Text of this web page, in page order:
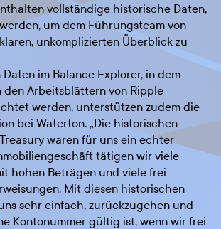
vollständige historische Daten,
um dem Führungsteam von
unkomplizierten Überblick zu
im Balance Explorer, in dem
den Arbeitsblättern von Ripple
werden, unterstützen zudem die
bei Waterton. „Die historischen
waren für uns ein echter
tätigen wir viele
hohen Beträgen und viele frei
Mit diesen historischen
sehr einfach, zurückzugehen und
Kontonummer gültig ist, wenn wir frei